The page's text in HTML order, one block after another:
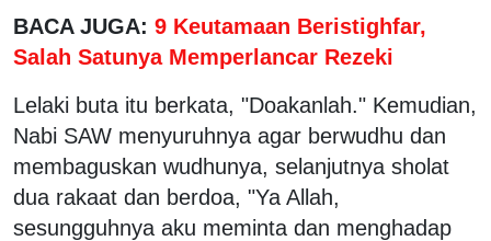
BACA JUGA: 9 Keutamaan Beristighfar,
Salah Satunya Memperlancar Rezeki
Lelaki buta itu berkata, "Doakanlah." Kemudian,
Nabi SAW menyuruhnya agar berwudhu dan
membaguskan wudhunya, selanjutnya sholat
dua rakaat dan berdoa, "Ya Allah,
sesungguhnya aku meminta dan menghadap